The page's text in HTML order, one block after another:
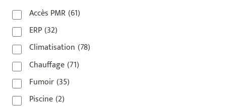
93
(1)
93 420(1)
93100(1)
93200
93500 (1)
Accès PMR (61)
ERP(32)
Climatisation (78)
Chauffage(71)
Fumoir(35)
Piscine(2)